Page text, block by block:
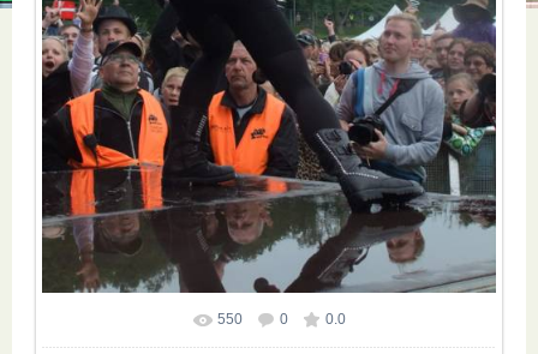
Размер фотографии: 600x800
550 0 0.0